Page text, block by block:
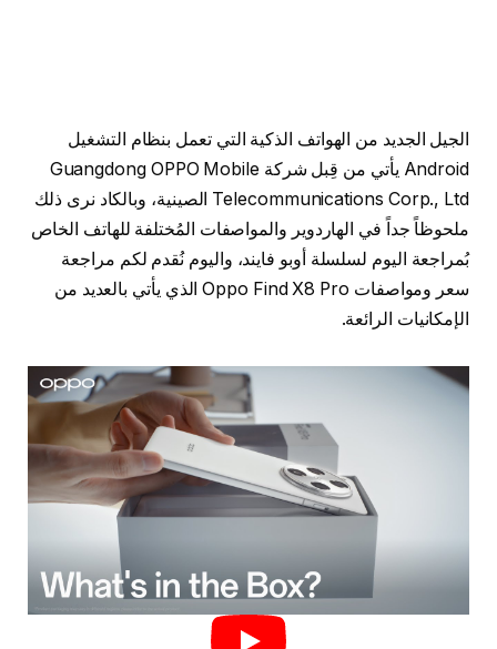
الجيل الجديد من الهواتف الذكية التي تعمل بنظام التشغيل
Android يأتي من قِبل شركة Guangdong OPPO Mobile
Telecommunications Corp., Ltd الصينية، وبالكاد نرى ذلك
ملحوظاً جداً في الهاردوير والمواصفات المُختلفة للهاتف الخاص
بُمراجعة اليوم لسلسلة أوبو فايند، واليوم نُقدم لكم مراجعة
سعر ومواصفات Oppo Find X8 Pro الذي يأتي بالعديد من
الإمكانيات الرائعة.